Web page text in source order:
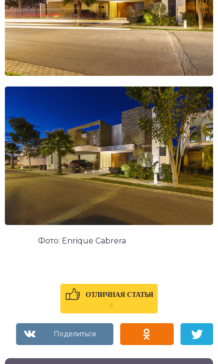
Фото: Enrique Cabrera
ОТЛИЧНАЯ СТАТЬЯ
0